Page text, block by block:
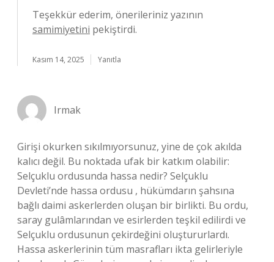
Teşekkür ederim, önerileriniz yazının
samimiyetini pekiştirdi.
Kasım 14, 2025 Yanıtla
Irmak
Girişi okurken sıkılmıyorsunuz, yine de çok akılda
kalıcı değil. Bu noktada ufak bir katkım olabilir:
Selçuklu ordusunda hassa nedir? Selçuklu
Devleti’nde hassa ordusu , hükümdarın şahsına
bağlı daimi askerlerden oluşan bir birlikti. Bu ordu,
saray gulâmlarından ve esirlerden teşkil edilirdi ve
Selçuklu ordusunun çekirdeğini oluştururlardı.
Hassa askerlerinin tüm masrafları ikta gelirleriyle